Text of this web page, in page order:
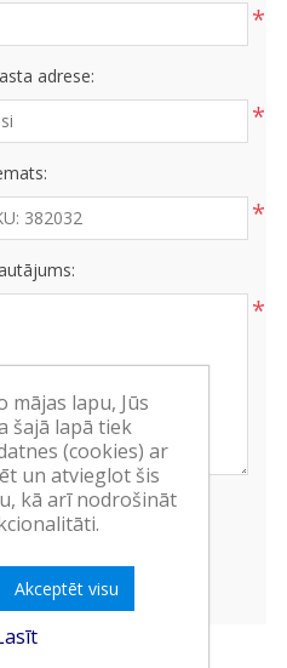
*
adrese:
*
*
*
mājas lapu, Jūs
šajā lapā tiek
(cookies) ar
un atvieglot šis
kā arī nodrošināt
Akceptēt visu